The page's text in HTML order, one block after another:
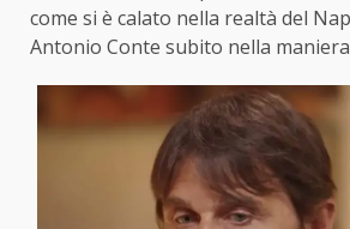
come si è calato nella realtà del
Antonio Conte subito nella